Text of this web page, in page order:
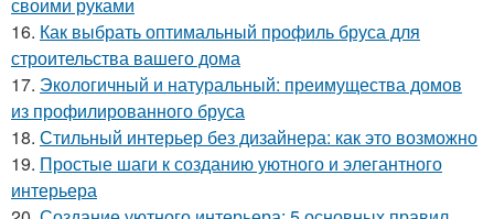
16. Как выбрать оптимальный профиль бруса для
строительства вашего дома
17. Экологичный и натуральный: преимущества домов
из профилированного бруса
18. Стильный интерьер без дизайнера: как это возможно
19. Простые шаги к созданию уютного и элегантного
интерьера